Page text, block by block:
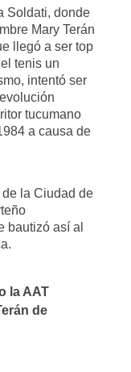
Soldati, donde
Mary Terán
llegó a ser top
tenis un
intentó ser
tucumano
a causa de
la Ciudad de
bautizó así al
la AAT
de